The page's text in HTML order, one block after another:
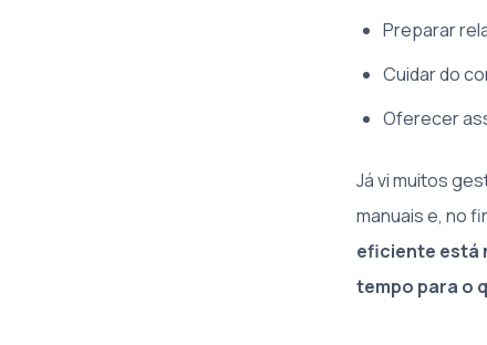
Preparar
Cuidar do
Oferecer
Já vi muitos
manuais e, no
eficiente está
tempo para o